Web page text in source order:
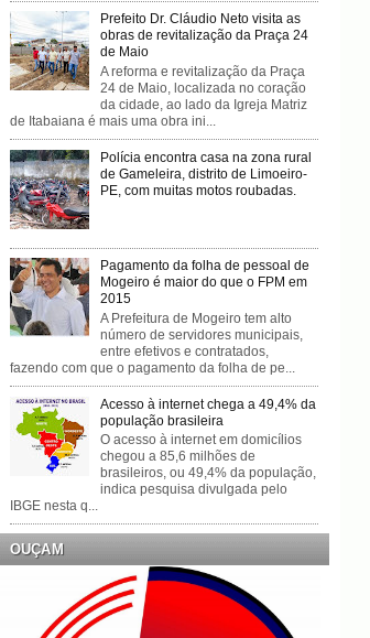
Prefeito Dr. Cláudio Neto visita as
obras de revitalização da Praça 24
de Maio
A reforma e revitalização da Praça
24 de Maio, localizada no coração
da cidade, ao lado da Igreja Matriz
de Itabaiana é mais uma obra ini...
Polícia encontra casa na zona rural
de Gameleira, distrito de Limoeiro-
PE, com muitas motos roubadas.
Pagamento da folha de pessoal de
Mogeiro é maior do que o FPM em
2015
A Prefeitura de Mogeiro tem alto
número de servidores municipais,
entre efetivos e contratados,
fazendo com que o pagamento da folha de pe...
Acesso à internet chega a 49,4% da
população brasileira
O acesso à internet em domicílios
chegou a 85,6 milhões de
brasileiros, ou 49,4% da população,
indica pesquisa divulgada pelo
IBGE nesta q...
OUÇAM